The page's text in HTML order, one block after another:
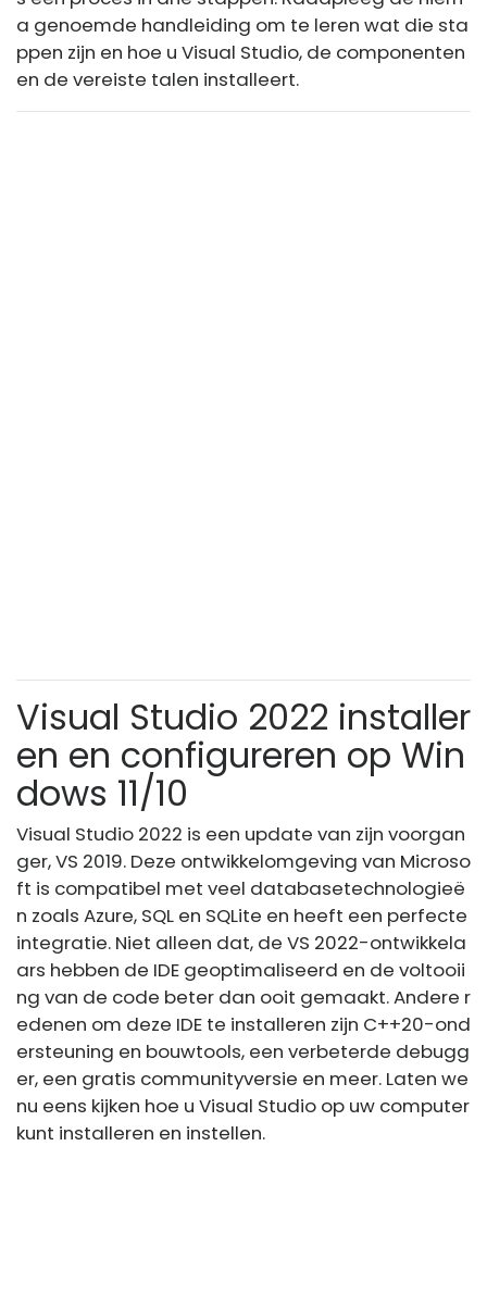
a genoemde handleiding om te leren wat die sta
ppen zijn en hoe u Visual Studio, de componenten
en de vereiste talen installeert.
Visual Studio 2022 installer
en en configureren op Win
dows 11/10
Visual Studio 2022 is een update van zijn voorgan
ger, VS 2019. Deze ontwikkelomgeving van Microso
ft is compatibel met veel databasetechnologieë
n zoals Azure, SQL en SQLite en heeft een perfecte
integratie. Niet alleen dat, de VS 2022-ontwikkela
ars hebben de IDE geoptimaliseerd en de voltooii
ng van de code beter dan ooit gemaakt. Andere r
edenen om deze IDE te installeren zijn C++20-ond
ersteuning en bouwtools, een verbeterde debugg
er, een gratis communityversie en meer. Laten we
nu eens kijken hoe u Visual Studio op uw computer
kunt installeren en instellen.